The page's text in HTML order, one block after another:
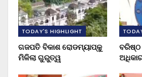
TODAY'S HIGHLIGHT
ଗଜପତି ବିକାଶ ରୋଡମ୍ୟାପ୍‌କୁ
ମିଳିଲା ଗୁରୁତ୍ୱ